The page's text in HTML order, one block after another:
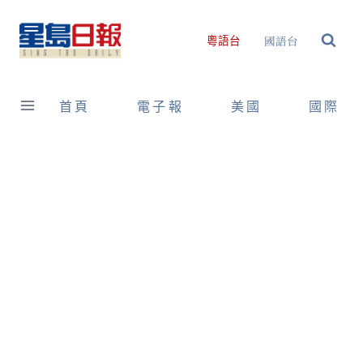
content
粵語台 國語台
首頁 電子報 美國 國際